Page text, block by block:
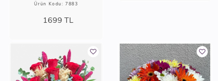
Ürün Kodu: 7883
1699 TL